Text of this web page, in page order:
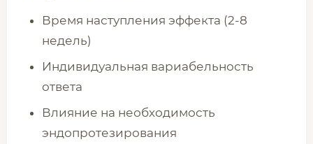
Время наступления эффекта (2-8
недель)
Индивидуальная вариабельность
ответа
Влияние на необходимость
эндопротезирования